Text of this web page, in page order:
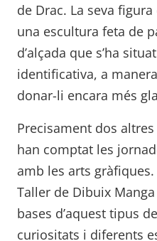
de Drac. La seva
una escultura feta de
d’alçada que s’ha
identificativa, a
donar-li encara més
Precisament dos
han comptat les
amb les arts gràfiques.
Taller de Dibuix
bases d’aquest tipus
curiositats i diferents